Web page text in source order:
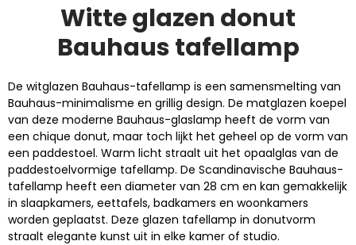
Witte glazen donut
Bauhaus tafellamp
De witglazen Bauhaus-tafellamp is een samensmelting van
Bauhaus-minimalisme en grillig design. De matglazen koepel
van deze moderne Bauhaus-glaslamp heeft de vorm van
een chique donut, maar toch lijkt het geheel op de vorm van
een paddestoel. Warm licht straalt uit het opaalglas van de
paddestoelvormige tafellamp. De Scandinavische Bauhaus-
tafellamp heeft een diameter van 28 cm en kan gemakkelijk
in slaapkamers, eettafels, badkamers en woonkamers
worden geplaatst. Deze glazen tafellamp in donutvorm
straalt elegante kunst uit in elke kamer of studio.